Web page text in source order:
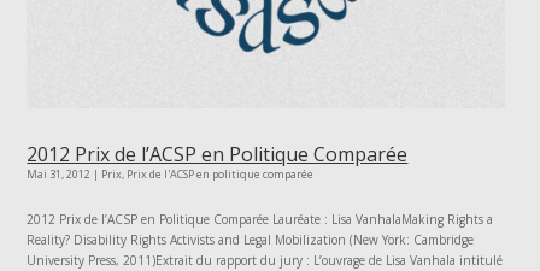
2012 Prix de l’ACSP en Politique Comparée
Mai 31, 2012 | Prix, Prix de l'ACSP en politique comparée
2012 Prix de l’ACSP en Politique Comparée Lauréate : Lisa VanhalaMaking Rights a
Reality? Disability Rights Activists and Legal Mobilization (New York: Cambridge
University Press, 2011)Extrait du rapport du jury : L’ouvrage de Lisa Vanhala intitulé